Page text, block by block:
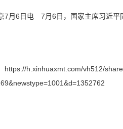
7月6日电 7月6日，国家主席习近平
https://h.xinhuaxmt.com/vh512/